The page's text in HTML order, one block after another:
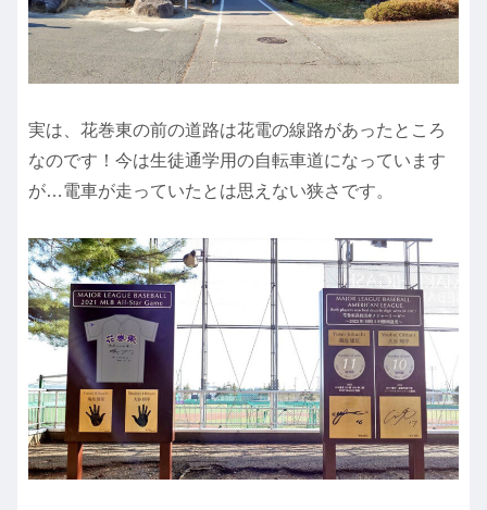
実は、花巻東の前の道路は花電の線路があったところ
なのです！今は生徒通学用の自転車道になっています
が…電車が走っていたとは思えない狭さです。